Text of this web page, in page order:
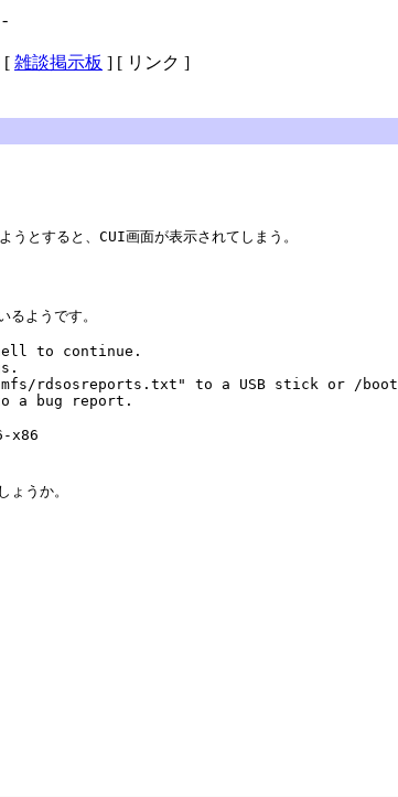
[ 雑談掲示板 ] [ リンク ]
とすると、CUI画面が表示されてしまう。
るようです。
to continue.
rdsosreports.txt" to a USB stick or /boot
a bug report.
x86
ょうか。